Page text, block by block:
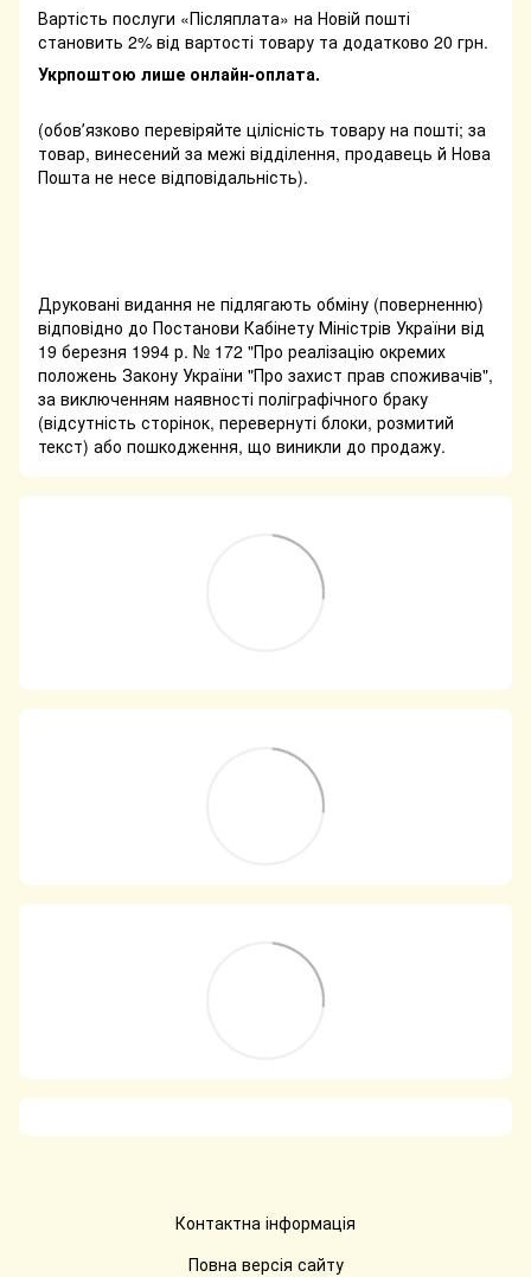
Вартість послуги «Післяплата» на Новій пошті
становить 2% від вартості товару та додатково 20 грн.
Укрпоштою лише онлайн-оплата.
(обовʼязково перевіряйте цілісність товару на пошті; за
товар, винесений за межі відділення, продавець й Нова
Пошта не несе відповідальність).
Друковані видання не підлягають обміну (поверненню)
відповідно до Постанови Кабінету Міністрів України від
19 березня 1994 р. № 172 "Про реалізацію окремих
положень Закону України "Про захист прав споживачів",
за виключенням наявності поліграфічного браку
(відсутність сторінок, перевернуті блоки, розмитий
текст) або пошкодження, що виникли до продажу.
Контактна інформація
Повна версія сайту